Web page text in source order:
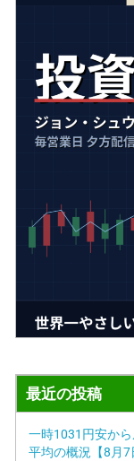
最近の投稿
一時1031円安か
平均の概況【8月7